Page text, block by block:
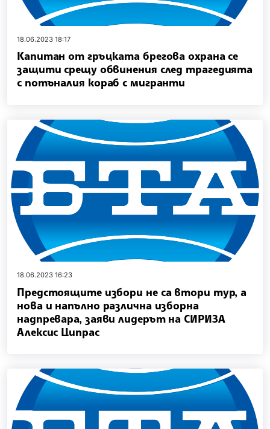
18.06.2023 18:17
Капитан от гръцката брегова охрана се
защити срещу обвинения след трагедията
с потъналия кораб с мигранти
18.06.2023 16:23
Предстоящите избори не са втори тур, а
нова и напълно различна изборна
надпревара, заяви лидерът на СИРИЗА
Алексис Ципрас